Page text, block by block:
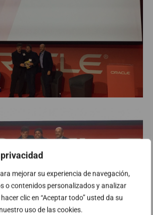
mejorar su experiencia de navegación,
o contenidos personalizados y analizar
clic en “Aceptar todo” usted da su
uso de las cookies.